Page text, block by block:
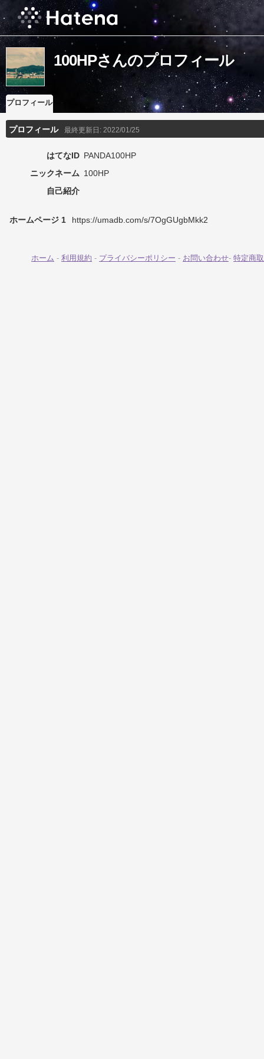
100HPさんのプロフィール
プロフィール
プロフィール 最終更新日: 2022/01/25
はてなID PANDA100HP
ニックネーム 100HP
自己紹介
ホームページ 1 https://umadb.com/s/7OgGUgbMkk2
ホーム - 利用規約 - プライバシーポリシー - お問い合わせ- 特定商